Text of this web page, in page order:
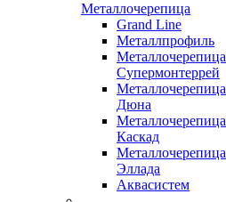
Металлочерепица
Grand Line
Металлпрофиль
Металлочерепица
Супермонтеррей
Металлочерепица
Дюна
Металлочерепица
Каскад
Металлочерепица
Эллада
Аквасистем